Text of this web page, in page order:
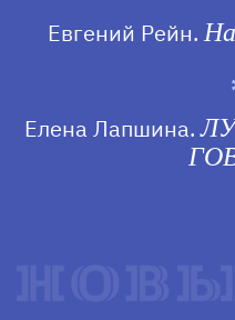
Евгений Рейн.
Елена Лапшина.